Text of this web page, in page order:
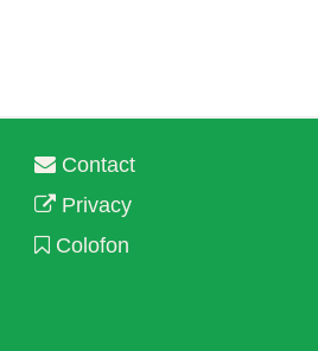
Contact
Privacy
Colofon